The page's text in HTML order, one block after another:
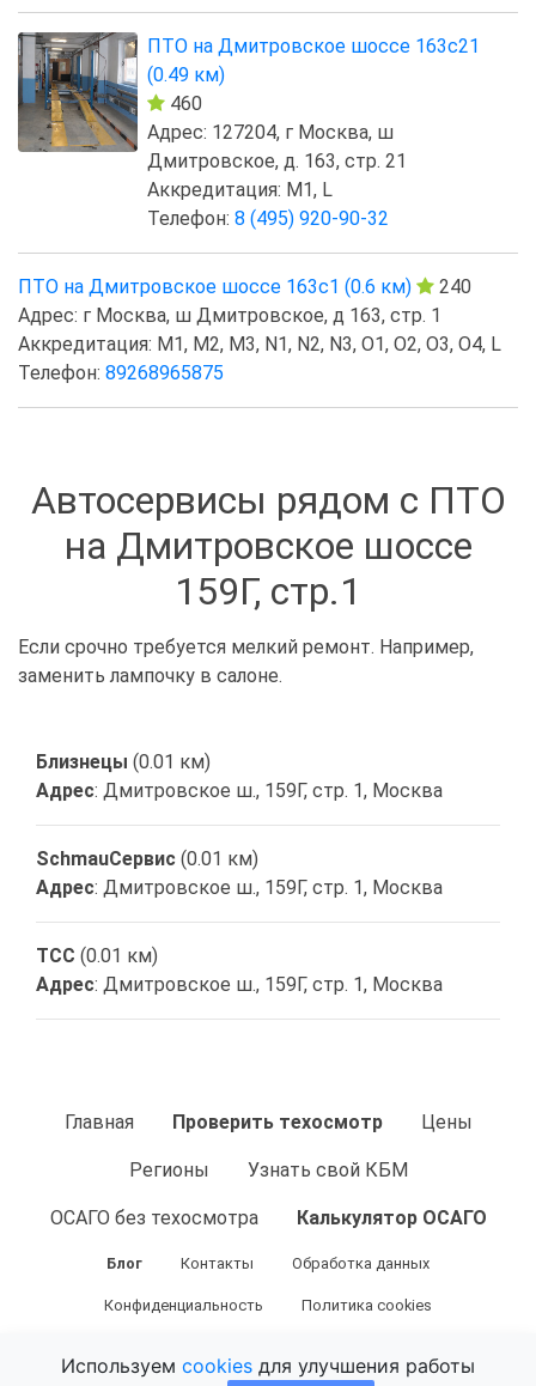
ПТО на Дмитровское шоссе 163с21
(0.49 км)
460
Адрес: 127204, г Москва, ш
Дмитровское, д. 163, стр. 21
Аккредитация: M1, L
Телефон: 8 (495) 920-90-32
ПТО на Дмитровское шоссе 163с1 (0.6 км)
240
Адрес: г Москва, ш Дмитровское, д 163, стр. 1
Аккредитация: M1, M2, M3, N1, N2, N3, O1, O2, O3, O4, L
Телефон: 89268965875
Автосервисы рядом с ПТО
на Дмитровское шоссе
159Г, стр.1
Если срочно требуется мелкий ремонт. Например,
заменить лампочку в салоне.
Близнецы (0.01 км)
Адрес: Дмитровское ш., 159Г, стр. 1, Москва
SсhmauСервис (0.01 км)
Адрес: Дмитровское ш., 159Г, стр. 1, Москва
ТСС (0.01 км)
Адрес: Дмитровское ш., 159Г, стр. 1, Москва
Главная Проверить техосмотр Цены
Регионы Узнать свой КБМ
ОСАГО без техосмотра Калькулятор ОСАГО
Блог Контакты Обработка данных
Конфиденциальность Политика cookies
Используем cookies для улучшения работы